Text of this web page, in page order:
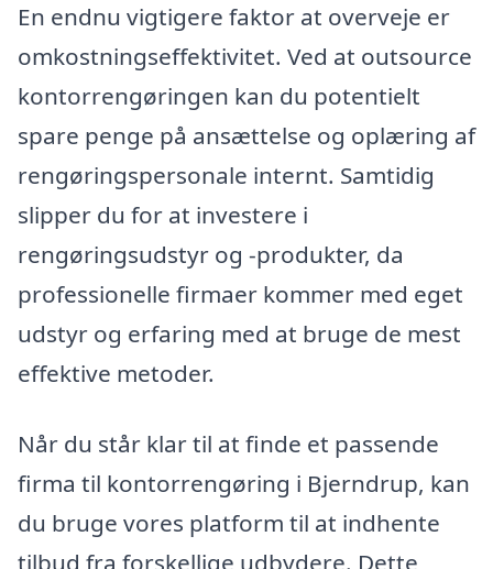
En endnu vigtigere faktor at overveje er
omkostningseffektivitet. Ved at outsource
kontorrengøringen kan du potentielt
spare penge på ansættelse og oplæring af
rengøringspersonale internt. Samtidig
slipper du for at investere i
rengøringsudstyr og -produkter, da
professionelle firmaer kommer med eget
udstyr og erfaring med at bruge de mest
effektive metoder.
Når du står klar til at finde et passende
firma til kontorrengøring i Bjerndrup, kan
du bruge vores platform til at indhente
tilbud fra forskellige udbydere. Dette